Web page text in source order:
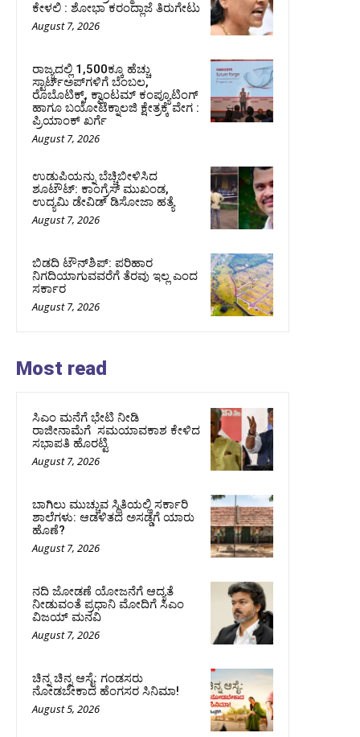
ಕೇಳಲಿ : ಶೋಭಾ ಕರಂದ್ಲಾಜೆ ತಿರುಗೇಟು
August 7, 2026
ರಾಜ್ಯದಲ್ಲಿ 1,500ಕ್ಕೂ ಹೆಚ್ಚು
ಸ್ಟಾರ್ಟ್‌ಅಪ್‌ಗಳಿಗೆ ಬೆಂಬಲ,
ರೊಬೊಟಿಕ್ಸ್, ಕ್ವಾಂಟಮ್ ಕಂಪ್ಯೂಟಿಂಗ್
ಹಾಗೂ ಬಯೋಟೆಕ್ನಾಲಜಿ ಕ್ಷೇತ್ರಕ್ಕೆ ವೇಗ :
ಪ್ರಿಯಾಂಕ್‌ ಖರ್ಗೆ
August 7, 2026
ಉಡುಪಿಯನ್ನು ಬೆಚ್ಚಿಬೀಳಿಸಿದ
ಶೂಟೌಟ್‌: ಕಾಂಗ್ರೆಸ್‌ ಮುಖಂಡ,
ಉದ್ಯಮಿ ಡೇವಿಡ್ ಡಿಸೋಜಾ ಹತ್ಯೆ
August 7, 2026
ಬಿಡದಿ ಟೌನ್‌ಶಿಪ್‌: ಪರಿಹಾರ
ನಿಗದಿಯಾಗುವವರೆಗೆ ತೆರವು ಇಲ್ಲ ಎಂದ
ಸರ್ಕಾರ
August 7, 2026
Most read
ಸಿಎಂ ಮನೆಗೆ ಭೇಟಿ ನೀಡಿ
ರಾಜೀನಾಮೆಗೆ ಸಮಯಾವಕಾಶ ಕೇಳಿದ
ಸಭಾಪತಿ ಹೊರಟ್ಟಿ
August 7, 2026
ಬಾಗಿಲು ಮುಚ್ಚುವ ಸ್ಥಿತಿಯಲ್ಲಿ ಸರ್ಕಾರಿ
ಶಾಲೆಗಳು: ಆಡಳಿತದ ಅಸಡ್ಡೆಗೆ ಯಾರು
ಹೊಣೆ?
August 7, 2026
ನದಿ ಜೋಡಣೆ ಯೋಜನೆಗೆ ಆದ್ಯತೆ
ನೀಡುವಂತೆ ಪ್ರಧಾನಿ ಮೋದಿಗೆ ಸಿಎಂ
ವಿಜಯ್‌ ಮನವಿ
August 7, 2026
ಚಿನ್ನ ಚಿನ್ನ ಆಸೈ: ಗಂಡಸರು
ನೋಡಬೇಕಾದ ಹೆಂಗಸರ ಸಿನಿಮಾ!
August 5, 2026